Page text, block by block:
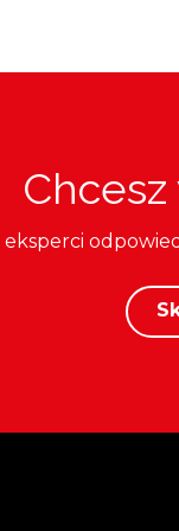
eksperci